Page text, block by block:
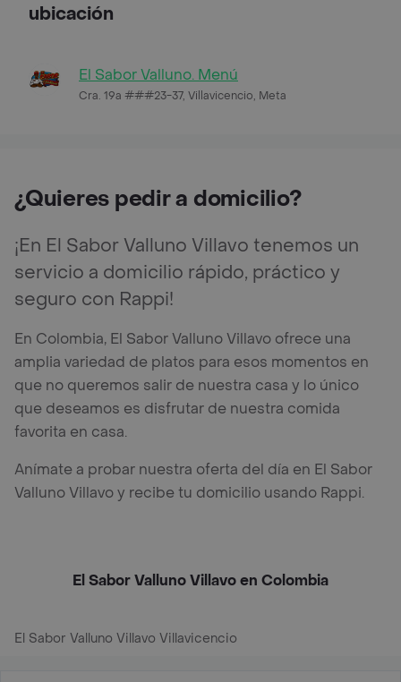
ubicación
El Sabor Valluno. Menú
Cra. 19a ###23-37, Villavicencio, Meta
¿Quieres pedir a domicilio?
¡En El Sabor Valluno Villavo tenemos un
servicio a domicilio rápido, práctico y
seguro con Rappi!
En Colombia, El Sabor Valluno Villavo ofrece una
amplia variedad de platos para esos momentos en
que no queremos salir de nuestra casa y lo único
que deseamos es disfrutar de nuestra comida
favorita en casa.
Anímate a probar nuestra oferta del día en El Sabor
Valluno Villavo y recibe tu domicilio usando Rappi.
El Sabor Valluno Villavo en Colombia
El Sabor Valluno Villavo Villavicencio